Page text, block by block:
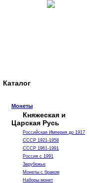
Каталог
Монеты
Княжеская и
Царская Русь
Российская Империя до 1917
СССР 1921-1958
СССР 1961-1991
Россия с 1991
Зарубежье
Монеты с браком
Наборы монет